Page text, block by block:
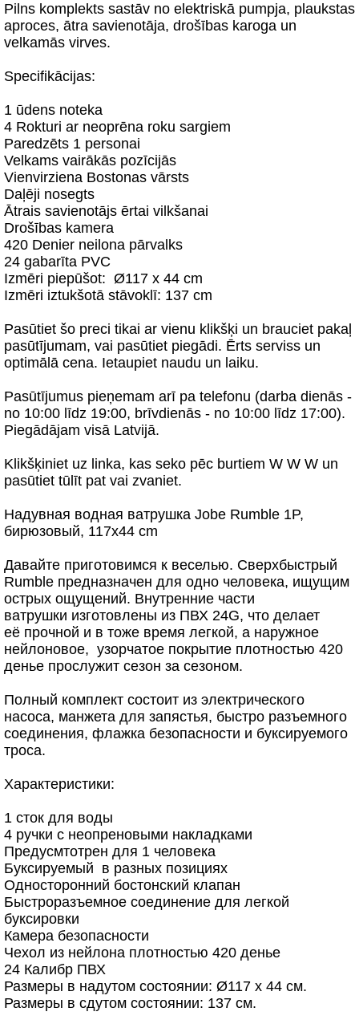
Pilns komplekts sastāv no elektriskā pumpja, plaukstas
aproces, ātra savienotāja, drošības karoga un
velkamās virves.
Specifikācijas:
1 ūdens noteka
4 Rokturi ar neoprēna roku sargiem
Paredzēts 1 personai
Velkams vairākās pozīcijās
Vienvirziena Bostonas vārsts
Daļēji nosegts
Ātrais savienotājs ērtai vilkšanai
Drošības kamera
420 Denier neilona pārvalks
24 gabarīta PVC
Izmēri piepūšot: Ø117 x 44 cm
Izmēri iztukšotā stāvoklī: 137 cm
Pasūtiet šo preci tikai ar vienu klikšķi un brauciet pakaļ
pasūtījumam, vai pasūtiet piegādi. Ērts serviss un
optimālā cena. Ietaupiet naudu un laiku.
Pasūtījumus pieņemam arī pa telefonu (darba dienās -
no 10:00 līdz 19:00, brīvdienās - no 10:00 līdz 17:00).
Piegādājam visā Latvijā.
Klikšķiniet uz linka, kas seko pēc burtiem W W W un
pasūtiet tūlīt pat vai zvaniet.
Надувная водная ватрушка Jobe Rumble 1P,
бирюзовый, 117x44 cm
Давайте приготовимся к веселью. Сверхбыстрый
Rumble предназначен для одно человека, ищущим
острых ощущений. Внутренние части
ватрушки изготовлены из ПВХ 24G, что делает
её прочной и в тоже время легкой, а наружное
нейлоновое, узорчатое покрытие плотностью 420
денье прослужит сезон за сезоном.
Полный комплект состоит из электрического
насоса, манжета для запястья, быстро разъемного
соединения, флажка безопасности и буксируемого
троса.
Характеристики:
1 сток для воды
4 ручки с неопреновыми накладками
Предусмтотрен для 1 человека
Буксируемый в разных позициях
Односторонний бостонский клапан
Быстроразъемное соединение для легкой
буксировки
Камера безопасности
Чехол из нейлона плотностью 420 денье
24 Калибр ПВХ
Размеры в надутом состоянии: Ø117 x 44 см.
Размеры в сдутом состоянии: 137 см.